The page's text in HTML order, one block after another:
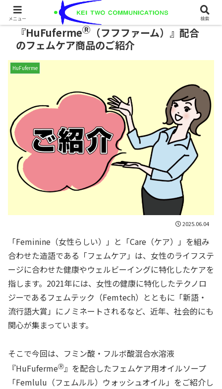
化粧品・健康食品原料
『HuFufermeⓇ （フフファーム）』配合
のフェムケア商品のご紹介
HuFuferme
2025.06.04
「Feminine（女性らしい）」と「Care（ケア）」を組み
合わせた造語である「フェムケア」は、女性のライフステ
ージに合わせた健康やウェルビーイングに特化したケアを
指します。2021年には、女性の健康に特化したテクノロ
ジーであるフェムテック（Femtech）とともに「新語・
流行語大賞」にノミネートされるなど、近年、社会的にも
関心が集まっています。
そこで今回は、フミン酸・フルボ酸混合水溶液
『HuFufermeⓇ』を配合したフェムケア用オイルソープ
「Femlulu（フェムルル）ウォッシュオイル」をご紹介し
メニュー 検索